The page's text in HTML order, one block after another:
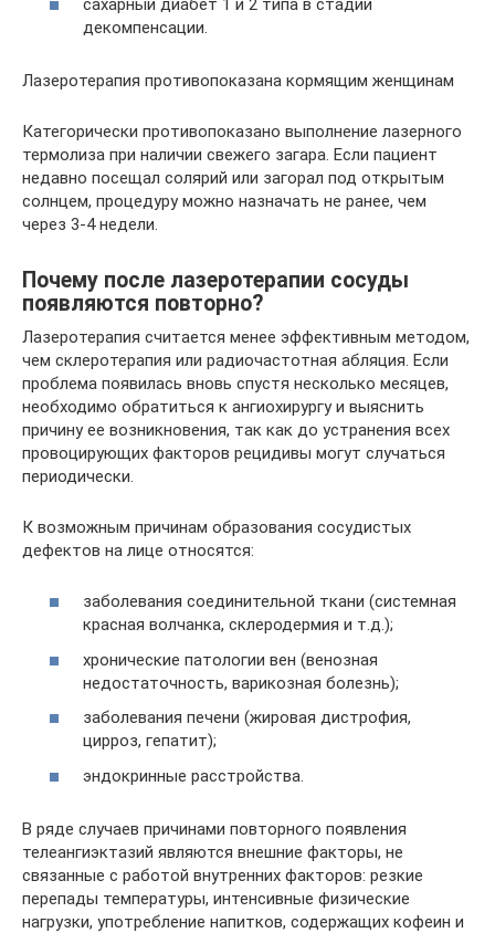
декомпенсации.
Лазеротерапия противопоказана кормящим женщинам
Категорически противопоказано выполнение лазерного
термолиза при наличии свежего загара. Если пациент
недавно посещал солярий или загорал под открытым
солнцем, процедуру можно назначать не ранее, чем
через 3-4 недели.
Почему после лазеротерапии сосуды
появляются повторно?
Лазеротерапия считается менее эффективным методом,
чем склеротерапия или радиочастотная абляция. Если
проблема появилась вновь спустя несколько месяцев,
необходимо обратиться к ангиохирургу и выяснить
причину ее возникновения, так как до устранения всех
провоцирующих факторов рецидивы могут случаться
периодически.
К возможным причинам образования сосудистых
дефектов на лице относятся:
заболевания соединительной ткани (системная
красная волчанка, склеродермия и т.д.);
хронические патологии вен (венозная
недостаточность, варикозная болезнь);
заболевания печени (жировая дистрофия,
цирроз, гепатит);
эндокринные расстройства.
В ряде случаев причинами повторного появления
телеангиэктазий являются внешние факторы, не
связанные с работой внутренних факторов: резкие
перепады температуры, интенсивные физические
нагрузки, употребление напитков, содержащих кофеин и